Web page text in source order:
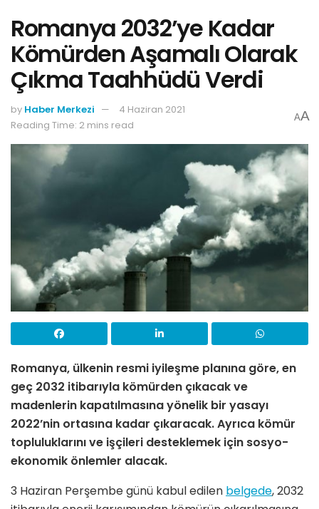
Romanya 2032’ye Kadar
Kömürden Aşamalı Olarak
Çıkma Taahhüdü Verdi
by Haber Merkezi
4 Haziran 2021
Reading Time: 2 mins read
AA
Romanya, ülkenin resmi iyileşme planına göre, en
geç 2032 itibarıyla kömürden çıkacak ve
madenlerin kapatılmasına yönelik bir yasayı
2022’nin ortasına kadar çıkaracak. Ayrıca kömür
topluluklarını ve işçileri desteklemek için sosyo-
ekonomik önlemler alacak.
3 Haziran Perşembe günü kabul edilen belgede, 2032